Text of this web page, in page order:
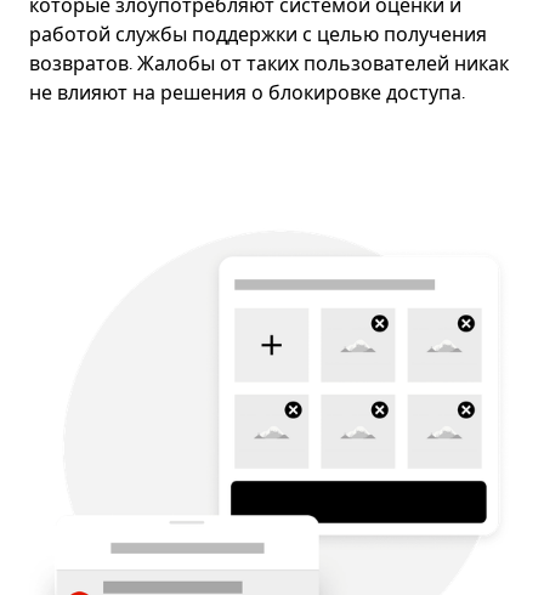
которые злоупотребляют системой оценки и
работой службы поддержки с целью получения
возвратов. Жалобы от таких пользователей никак
не влияют на решения о блокировке доступа.